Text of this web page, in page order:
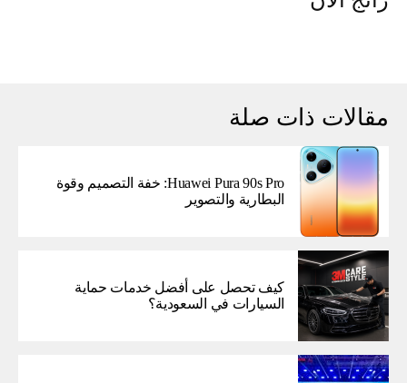
مقالات ذات صلة
Huawei Pura 90s Pro: خفة التصميم وقوة
البطارية والتصوير
كيف تحصل على أفضل خدمات حماية
السيارات في السعودية؟